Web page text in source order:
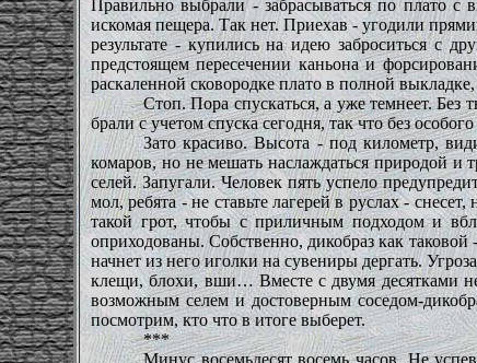
Правильно выбрали - забрасываться по плато с
искомая пещера. Так нет. Приехав - угодили
результате - купились на идею заброситься с
предстоящем пересечении каньона и
раскаленной сковородке плато в полной
Стоп. Пора спускаться, а уже темнеет. Без
брали с учетом спуска сегодня, так что без
Зато красиво. Высота - под километр,
комаров, но не мешать наслаждаться природой и
селей. Запугали. Человек пять успело
мол, ребята - не ставьте лагерей в руслах -
такой грот, чтобы с приличным подходом и
оприходованы. Собственно, дикобраз как таковой
начнет из него иголки на сувениры дергать.
клещи, блохи, вши… Вместе с двумя десятками
возможным селем и достоверным соседом-
посмотрим, кто что в итоге выберет.
***
Минус восемьдесят восемь часов. Не